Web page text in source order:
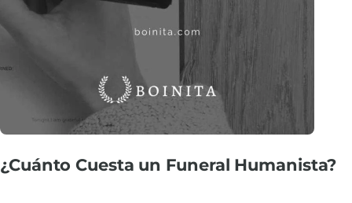
¿Cuánto Cuesta un Funeral Humanista?